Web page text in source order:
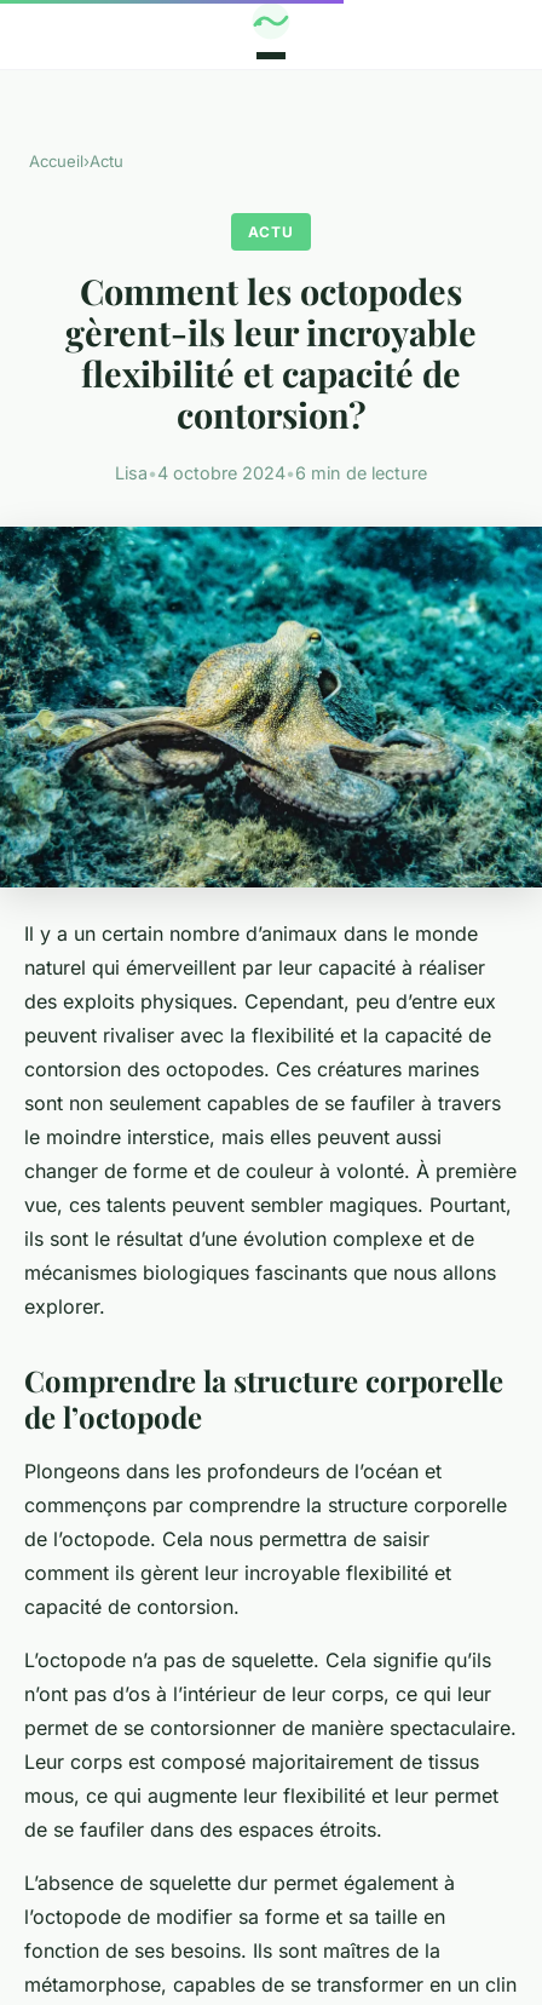
Accueil›Actu
ACTU
Comment les octopodes
gèrent-ils leur incroyable
flexibilité et capacité de
contorsion?
Lisa•4 octobre 2024•6 min de lecture
Il y a un certain nombre d’animaux dans le monde
naturel qui émerveillent par leur capacité à réaliser
des exploits physiques. Cependant, peu d’entre eux
peuvent rivaliser avec la flexibilité et la capacité de
contorsion des octopodes. Ces créatures marines
sont non seulement capables de se faufiler à travers
le moindre interstice, mais elles peuvent aussi
changer de forme et de couleur à volonté. À première
vue, ces talents peuvent sembler magiques. Pourtant,
ils sont le résultat d’une évolution complexe et de
mécanismes biologiques fascinants que nous allons
explorer.
Comprendre la structure corporelle
de l’octopode
Plongeons dans les profondeurs de l’océan et
commençons par comprendre la structure corporelle
de l’octopode. Cela nous permettra de saisir
comment ils gèrent leur incroyable flexibilité et
capacité de contorsion.
L’octopode n’a pas de squelette. Cela signifie qu’ils
n’ont pas d’os à l’intérieur de leur corps, ce qui leur
permet de se contorsionner de manière spectaculaire.
Leur corps est composé majoritairement de tissus
mous, ce qui augmente leur flexibilité et leur permet
de se faufiler dans des espaces étroits.
L’absence de squelette dur permet également à
l’octopode de modifier sa forme et sa taille en
fonction de ses besoins. Ils sont maîtres de la
métamorphose, capables de se transformer en un clin